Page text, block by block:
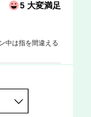
5 大変満足